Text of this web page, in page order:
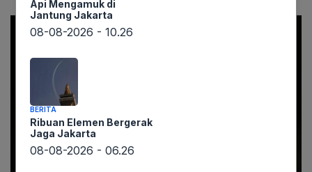
Api Mengamuk di
Jantung Jakarta
08-08-2026 - 10.26
BERITA
Ribuan Elemen Bergerak
Jaga Jakarta
08-08-2026 - 06.26